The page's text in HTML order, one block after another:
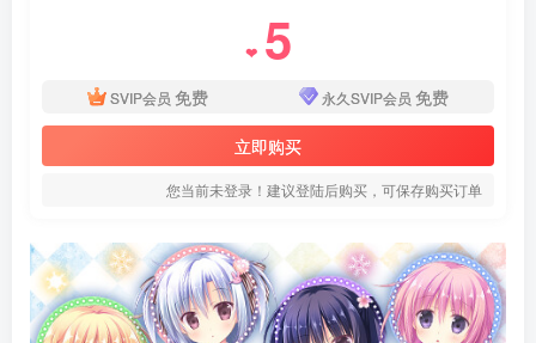
❤ 5
SVIP会员 免费 永久SVIP会员 免费
立即购买
您当前未登录！建议登陆后购买，可保存购买订单